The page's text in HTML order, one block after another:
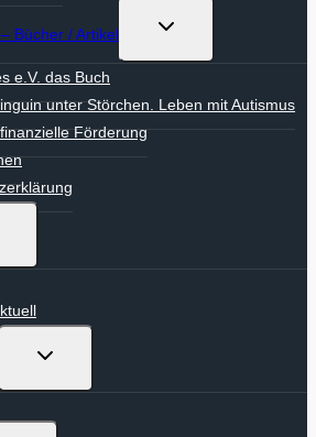
Bücher / Artikel
Untermenü
e.V. das Buch
unter Störchen. Leben mit Autismus
Förderung
Untermenü